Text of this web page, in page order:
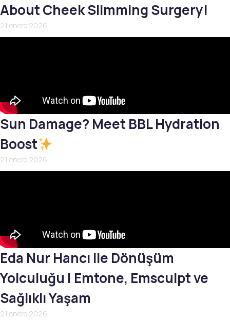
About Cheek Slimming Surgery!
21 enero 2026
Sun Damage? Meet BBL Hydration
Boost
21 enero 2026
Eda Nur Hancı ile Dönüşüm
Yolculuğu | Emtone, Emsculpt ve
Sağlıklı Yaşam
21 enero 2026